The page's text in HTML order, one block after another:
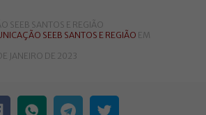
SEEB SANTOS E REGIÃO
SEEB SANTOS E REGIÃO EM
JANEIRO DE 2023